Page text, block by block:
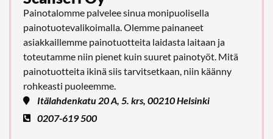
Painotalomme palvelee sinua monipuolisella
painotuotevalikoimalla. Olemme painaneet
asiakkaillemme painotuotteita laidasta laitaan ja
toteutamme niin pienet kuin suuret painotyöt. Mitä
painotuotteita ikinä siis tarvitsetkaan, niin käänny
rohkeasti puoleemme.
Itälahdenkatu 20 A, 5. krs, 00210 Helsinki
0207-619 500